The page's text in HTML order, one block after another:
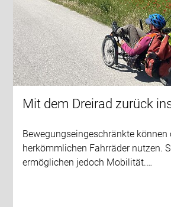
Mit dem Dreirad zurück
Bewegungseingeschränkte können
herkömmlichen Fahrräder nutzen.
ermöglichen jedoch Mobilität.…